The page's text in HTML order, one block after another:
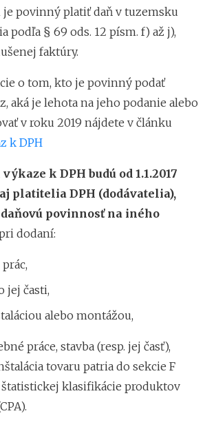
povinný platiť daň v tuzemsku
podľa § 69 ods. 12 písm. f) až j),
faktúry.
o tom, kto je povinný podať
aká je lehota na jeho podanie alebo
v roku 2019 nájdete v článku
k DPH
k DPH budú od 1.1.2017
platitelia DPH (dodávatelia),
povinnosť na iného
dodaní:
jej časti,
alebo montážou,
práce, stavba (resp. jej časť),
tovaru patria do sekcie F
štatistickej klasifikácie produktov